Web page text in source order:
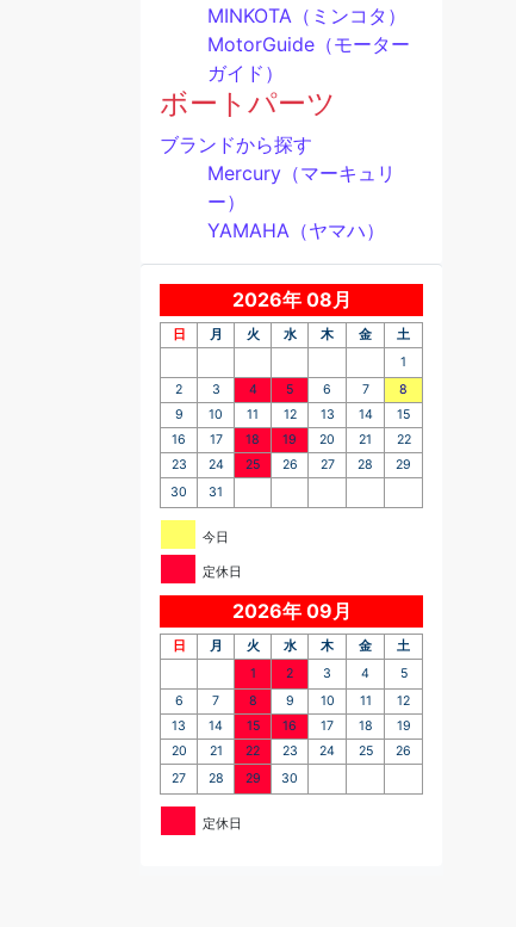
MINKOTA（ミンコタ）
MotorGuide（モーター
ガイド）
ボートパーツ
ブランドから探す
Mercury（マーキュリ
ー）
YAMAHA（ヤマハ）
2026年 08月
日 月 火 水 木 金
土
1
2
3 4 5 6 7
8
9
10 11 12 13 14
15
16
17 18 19 20 21
22
23
24 25 26 27 28
29
30
31
今日
定休日
2026年 09月
日 月 火 水 木 金
土
1
2 3 4
5
6
7 8 9 10 11
12
13
14 15 16 17 18
19
20
21 22 23 24 25
26
27
28 29 30
定休日